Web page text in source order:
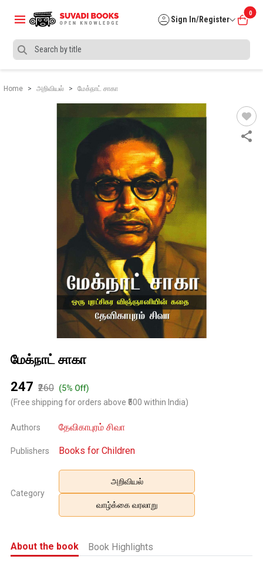
Sign In/Register
0
Home அறிவியல் மேக்நாட் சாகா
மேக்நாட் சாகா
₹247 ₹260 (5% Off)
(Free shipping for orders above ₹500 within India)
Authors தேவிகாபுரம் சிவா
Publishers Books for Children
Category
அறிவியல்
வாழ்க்கை வரலாறு
About the book Book Highlights